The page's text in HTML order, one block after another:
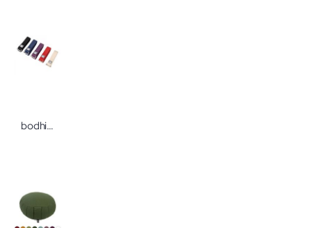
bodhi Yogagurt ASANA BELT XL Schiebeschnalle